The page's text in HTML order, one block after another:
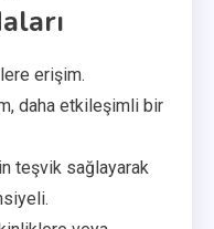
erişim.
daha etkileşimli bir
teşvik sağlayarak